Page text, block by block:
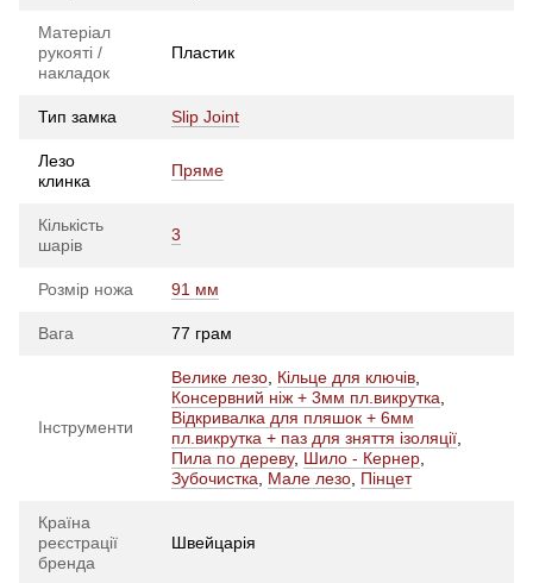
Матеріал
рукояті /
накладок
Пластик
Тип замка Slip Joint
Лезо
клинка
Пряме
Кількість
шарів
3
Розмір ножа 91 мм
Вага 77 грам
Інструменти
Велике лезо Кільце для ключів
Консервний ніж + 3мм пл.викрутка
Відкривалка для пляшок + 6мм
пл.викрутка + паз для зняття ізоляції
Пила по дереву, Шило - Кернер
Зубочистка
Мале лезо Пінцет
Країна
реєстрації
бренда
Швейцарія